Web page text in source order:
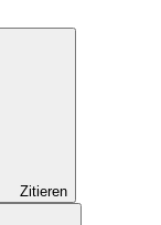
Zitieren